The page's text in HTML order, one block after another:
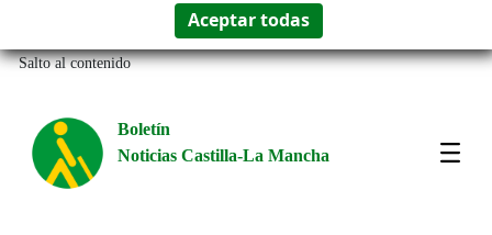
Salto al contenido
Boletín
Noticias Castilla-La Mancha